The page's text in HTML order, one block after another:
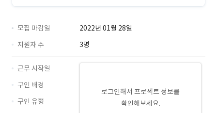
모집 마감일
2022년 01월 28일
지원자 수
3명
로그인해서 프로젝트 정보를
확인해보세요.
근무 시작일
구인 배경
구인 유형